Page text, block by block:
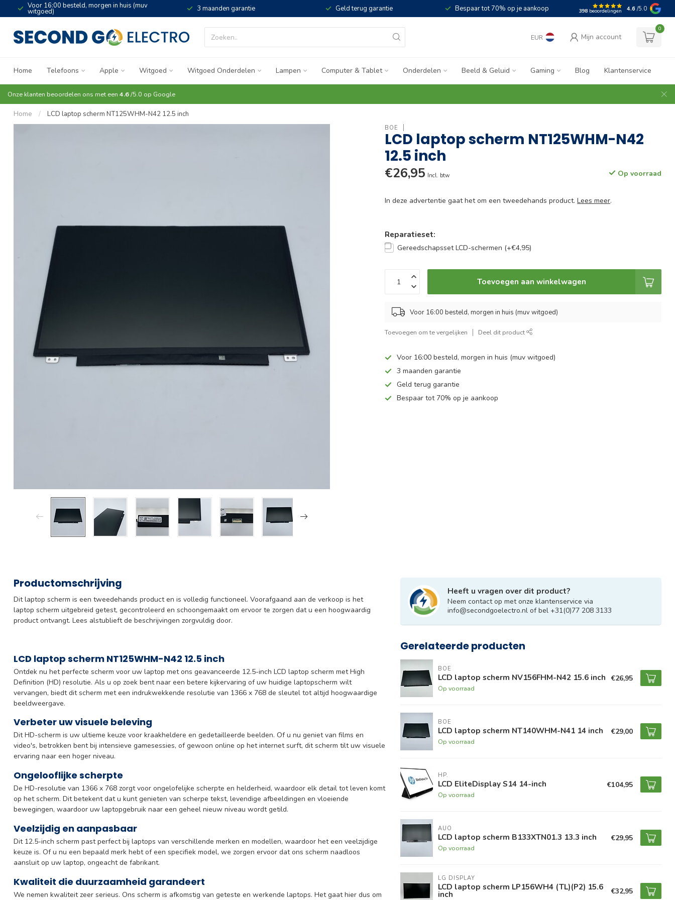
Voor 16:00 besteld, morgen in huis (muv
witgoed) 3 maanden garantie Geld terug garantie Bespaar tot 70% op je aankoop 398 beoordelingen 4.6 /5.0
EUR Mijn account
0
Home Telefoons Apple Witgoed Witgoed Onderdelen Lampen Computer & Tablet Onderdelen Beeld & Geluid Gaming Blog Klantenservice
Onze klanten beoordelen ons met een 4.6/5.0 op Google
Home / LCD laptop scherm NT125WHM-N42 12.5 inch
BOE
LCD laptop scherm NT125WHM-N42
12.5 inch
€26,95 Incl. btw Op voorraad
In deze advertentie gaat het om een tweedehands product.Lees meer.
Reparatieset:
Gereedschapsset LCD-schermen (+€4,95)
Toevoegen aan winkelwagen
Voor 16:00 besteld, morgen in huis (muv witgoed)
Toevoegen om te vergelijken Deel dit product
Voor 16:00 besteld, morgen in huis (muv witgoed)
3 maanden garantie
Geld terug garantie
Bespaar tot 70% op je aankoop
Productomschrijving
Dit laptop scherm is een tweedehands product en is volledig functioneel. Voorafgaand aan de verkoop is het
laptop scherm uitgebreid getest, gecontroleerd en schoongemaakt om ervoor te zorgen dat u een hoogwaardig
product ontvangt. Lees alstublieft de beschrijvingen zorgvuldig door.
LCD laptop scherm NT125WHM-N42 12.5 inch
Ontdek nu het perfecte scherm voor uw laptop met ons geavanceerde 12.5-inch LCD laptop scherm met High
Definition (HD) resolutie. Als u op zoek bent naar een betere kijkervaring of uw huidige laptopscherm wilt
vervangen, biedt dit scherm met een indrukwekkende resolutie van 1366 x 768 de sleutel tot altijd hoogwaardige
beeldweergave.
Verbeter uw visuele beleving
Dit HD-scherm is uw ultieme keuze voor kraakheldere en gedetailleerde beelden. Of u nu geniet van films en
video's, betrokken bent bij intensieve gamesessies, of gewoon online op het internet surft, dit scherm tilt uw visuele
ervaring naar een hoger niveau.
Ongelooflijke scherpte
De HD-resolutie van 1366 x 768 zorgt voor ongelofelijke scherpte en helderheid, waardoor elk detail tot leven komt
op het scherm. Dit betekent dat u kunt genieten van scherpe tekst, levendige afbeeldingen en vloeiende
bewegingen, waardoor uw laptopgebruik naar een geheel nieuw niveau wordt getild.
Veelzijdig en aanpasbaar
Dit 12.5-inch scherm past perfect bij laptops van verschillende merken en modellen, waardoor het een veelzijdige
keuze is. Of u nu een bepaald merk hebt of een specifiek model, we zorgen ervoor dat ons scherm naadloos
aansluit op uw laptop, ongeacht de fabrikant.
Kwaliteit die duurzaamheid garandeert
We nemen kwaliteit zeer serieus. Ons scherm is afkomstig van geteste en werkende laptops. Het gaat hier dus om
Heeft u vragen over dit product?
Neem contact op met onze klantenservice via
info@secondgoelectro.nl of bel +31(0)77 208 3133
Gerelateerde producten
BOE
LCD laptop scherm NV156FHM-N42 15.6 inch
Op voorraad
€26,95
BOE
LCD laptop scherm NT140WHM-N41 14 inch
Op voorraad
€29,00
HP.
LCD EliteDisplay S14 14-inch
Op voorraad
€104,95
AUO
LCD laptop scherm B133XTN01.3 13.3 inch
Op voorraad
€29,95
LG DISPLAY
LCD laptop scherm LP156WH4 (TL)(P2) 15.6
inch €32,95